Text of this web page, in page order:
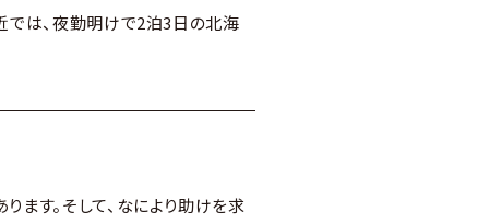
では、夜勤明けで2泊3日の北海
ます。そして、なにより助けを求